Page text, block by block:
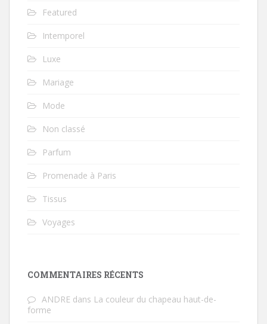
Featured
Intemporel
Luxe
Mariage
Mode
Non classé
Parfum
Promenade à Paris
Tissus
Voyages
COMMENTAIRES RÉCENTS
ANDRE dans La couleur du chapeau haut-de-
forme